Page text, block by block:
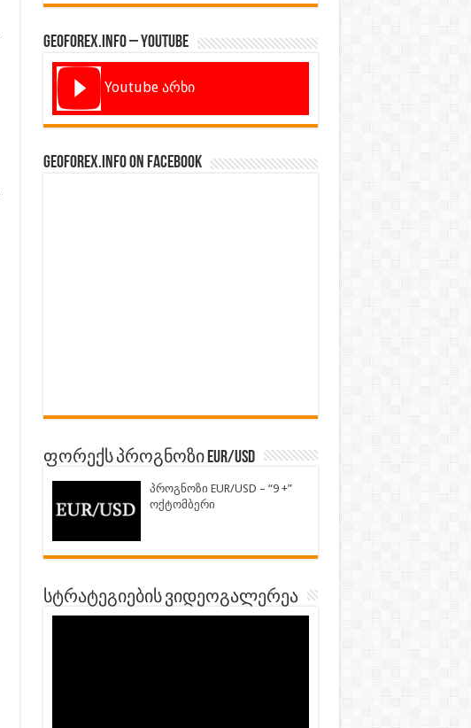
GeoForex.info – Youtube
Youtube არხი
GeoForex.info on Facebook
ფორექს პროგნოზი EUR/USD
პროგნოზი EUR/USD – “9 +”
ოქტომბერი
სტრატეგიების ვიდეოგალერეა